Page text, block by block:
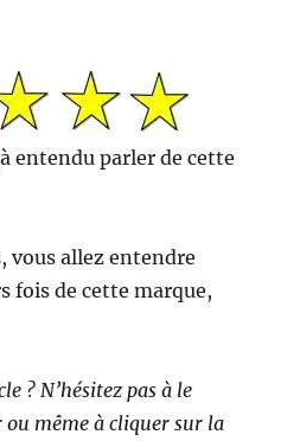
entendu parler de cette
vous allez entendre
fois de cette marque,
? N’hésitez pas à le
même à cliquer sur la